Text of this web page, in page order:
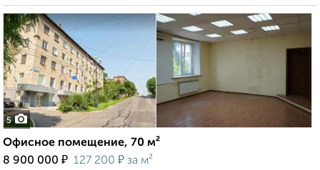
5
Офисное помещение, 70 м²
8 900 000 ₽ 127 200 ₽ за м²